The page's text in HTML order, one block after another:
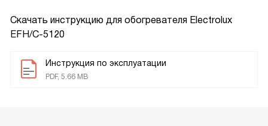
Скачать инструкцию для обогревателя Electrolux
EFH/C-5120
Инструкция по эксплуатации
PDF, 5.66 MB